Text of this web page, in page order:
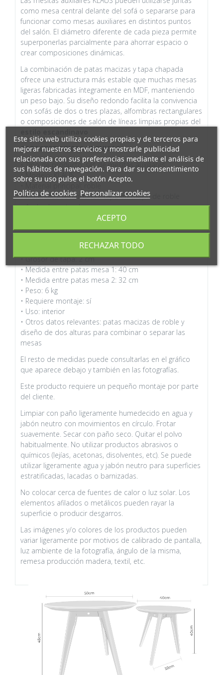
como mesa central delante del sofá o separarse para
funcionar como mesas auxiliares en distintos puntos
del salón. El diámetro diferente de cada pieza permite
superponerlas parcialmente para ahorrar espacio o
crear composiciones dinámicas.
La combinación de patas macizas y tapa chapada
ofrece una estructura más estable que muchas mesas
ligeras fabricadas íntegramente en MDF, manteniendo
un peso bajo. Su diseño redondo facilita la convivencia
con sofás de dos o tres plazas, alfombras rectangulares
o composiciones de salón de líneas limpias propias del
CARACTERISTICAS TECNICAS
• Tipo de producto: set de mesitas auxiliares
• Modelo: KLAUS
• Material principal: roble
• Materiales secundarios: tapa en chapa de roble
• Acabado: natural
• Dimensiones mesa 1 (alto x ancho x fondo): 45 x 50 x
50 cm
• Grosor de tapa: 2 cm
• Medida entre patas mesa 1: 40 cm
• Medida entre patas mesa 2: 32 cm
• Peso: 6 kg
• Requiere montaje: sí
• Uso: interior
• Otros datos relevantes: patas macizas de roble y
diseño de dos alturas para combinar o separar las
mesas
El resto de medidas puede consultarlas en el gráfico
que aparece debajo y también en las fotografías.
Este producto requiere un pequeño montaje por parte
del cliente.
Limpiar con paño ligeramente humedecido en agua y
jabón neutro con movimientos en círculo. Frotar
suavemente. Secar con paño seco. Quitar el polvo
habitualmente. No utilizar productos abrasivos o
químicos (lejías, acetonas, disolventes, etc). Se puede
utilizar ligeramente agua y jabón neutro para superficies
estratificadas, lacadas o barnizadas.
No colocar cerca de fuentes de calor o luz solar. Los
elementos afilados o metálicos pueden rayar la
superficie o producir desgarros.
Las imágenes y/o colores de los productos pueden
variar ligeramente por motivos de calibrado de pantalla,
luz ambiente de la fotografía, ángulo de la misma,
remesa producción madera, textil, etc.
Este sitio web utiliza cookies propias y de terceros para
mejorar nuestros servicios y mostrarle publicidad
relacionada con sus preferencias mediante el análisis de
sus hábitos de navegación. Para dar su consentimiento
sobre su uso pulse el botón Acepto.
Política de cookies Personalizar cookies
RECHAZAR TODO
ACEPTO